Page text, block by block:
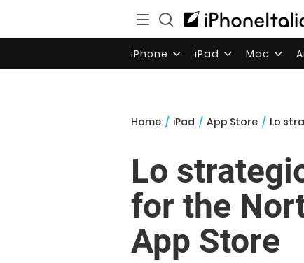
iPhone iPad Mac
Home / iPad / App Store / Lo
Lo
for the
App Store